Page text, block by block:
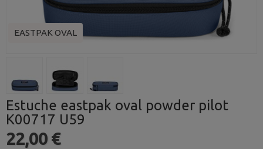
EASTPAK OVAL
Estuche eastpak oval powder pilot
K00717 U59
22,00 €